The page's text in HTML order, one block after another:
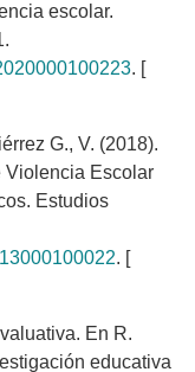
escolar.
. [
G., V. (2018).
Violencia Escolar
Estudios
. [
En R.
educativa